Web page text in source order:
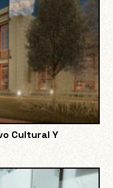
Cultural Y